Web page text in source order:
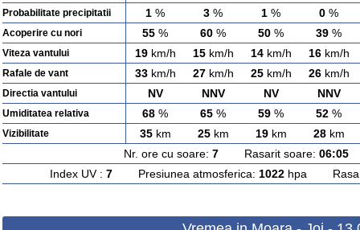
Probabilitate precipitatii 1 % 3 % 1 % 0 %
Acoperire cu nori 55 % 60 % 50 % 39 %
Viteza vantului 19km/h 15km/h 14km/h 16km/h
Rafale de vant 33km/h 27km/h 25km/h 26km/h
Directia vantului NV NNV NV NNV
Umiditatea relativa 68 % 65 % 59 % 52 %
Vizibilitate 35km 25km 19km 28km
Nr. ore cu soare: 7Rasarit soare: 06:05
Index UV : 7Presiunea atmosferica: 1022hpa